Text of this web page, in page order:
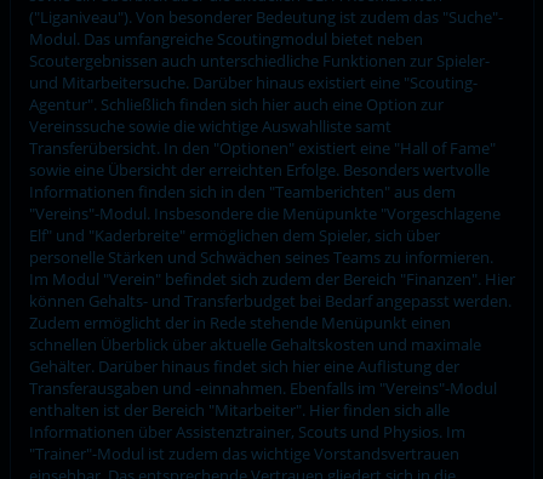
("Liganiveau"). Von besonderer Bedeutung ist zudem das "Suche"-
Modul. Das umfangreiche Scoutingmodul bietet neben
Scoutergebnissen auch unterschiedliche Funktionen zur Spieler-
und Mitarbeitersuche. Darüber hinaus existiert eine "Scouting-
Agentur". Schließlich finden sich hier auch eine Option zur
Vereinssuche sowie die wichtige Auswahlliste samt
Transferübersicht. In den "Optionen" existiert eine "Hall of Fame"
sowie eine Übersicht der erreichten Erfolge. Besonders wertvolle
Informationen finden sich in den "Teamberichten" aus dem
"Vereins"-Modul. Insbesondere die Menüpunkte "Vorgeschlagene
Elf" und "Kaderbreite" ermöglichen dem Spieler, sich über
personelle Stärken und Schwächen seines Teams zu informieren.
Im Modul "Verein" befindet sich zudem der Bereich "Finanzen". Hier
können Gehalts- und Transferbudget bei Bedarf angepasst werden.
Zudem ermöglicht der in Rede stehende Menüpunkt einen
schnellen Überblick über aktuelle Gehaltskosten und maximale
Gehälter. Darüber hinaus findet sich hier eine Auflistung der
Transferausgaben und -einnahmen. Ebenfalls im "Vereins"-Modul
enthalten ist der Bereich "Mitarbeiter". Hier finden sich alle
Informationen über Assistenztrainer, Scouts und Physios. Im
"Trainer"-Modul ist zudem das wichtige Vorstandsvertrauen